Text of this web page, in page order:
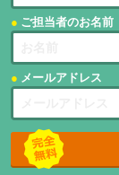
ご担当者のお名前
メールアドレス